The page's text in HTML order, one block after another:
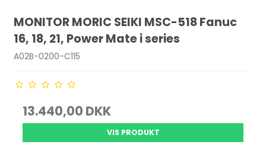
MONITOR MORIC SEIKI MSC-518 Fanuc
16, 18, 21, Power Mate i series
A02B-0200-C115
13.440,00 DKK
VIS PRODUKT